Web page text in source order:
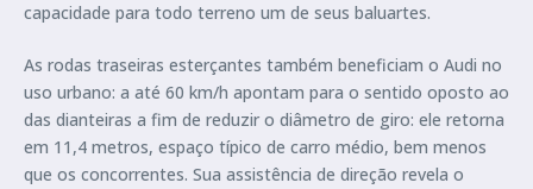
capacidade para todo terreno um de seus baluartes.
As rodas traseiras esterçantes também beneficiam o Audi no
uso urbano: a até 60 km/h apontam para o sentido oposto ao
das dianteiras a fim de reduzir o diâmetro de giro: ele retorna
em 11,4 metros, espaço típico de carro médio, bem menos
que os concorrentes. Sua assistência de direção revela o